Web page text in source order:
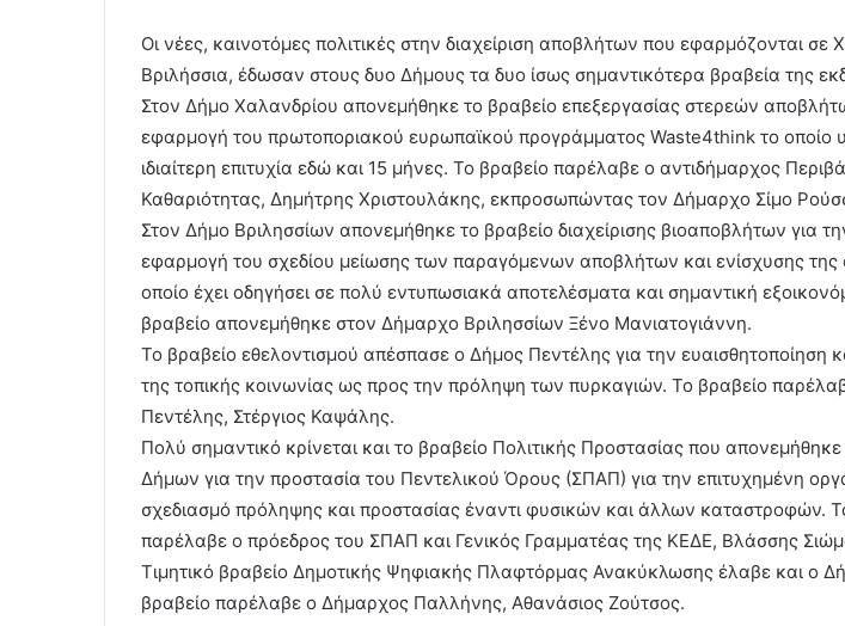
Οι νέες, καινοτόμες πολιτικές στην διαχείριση αποβλήτων που εφαρμόζονται σε
Βριλήσσια, έδωσαν στους δυο Δήμους τα δυο ίσως σημαντικότερα βραβεία της
Στον Δήμο Χαλανδρίου απονεμήθηκε το βραβείο επεξεργασίας στερεών
εφαρμογή του πρωτοποριακού ευρωπαϊκού προγράμματος Waste4think το οποίο
ιδιαίτερη επιτυχία εδώ και 15 μήνες. Το βραβείο παρέλαβε ο αντιδήμαρχος
Καθαριότητας, Δημήτρης Χριστουλάκης, εκπροσωπώντας τον Δήμαρχο Σίμο
Στον Δήμο Βριλησσίων απονεμήθηκε το βραβείο διαχείρισης βιοαποβλήτων για
εφαρμογή του σχεδίου μείωσης των παραγόμενων αποβλήτων και ενίσχυσης
οποίο έχει οδηγήσει σε πολύ εντυπωσιακά αποτελέσματα και σημαντική
βραβείο απονεμήθηκε στον Δήμαρχο Βριλησσίων Ξένο Μανιατογιάννη.
Το βραβείο εθελοντισμού απέσπασε ο Δήμος Πεντέλης για την ευαισθητοποίηση
της τοπικής κοινωνίας ως προς την πρόληψη των πυρκαγιών. Το βραβείο
Πεντέλης, Στέργιος Καψάλης.
Πολύ σημαντικό κρίνεται και το βραβείο Πολιτικής Προστασίας που
Δήμων για την προστασία του Πεντελικού Όρους (ΣΠΑΠ) για την επιτυχημένη
σχεδιασμό πρόληψης και προστασίας έναντι φυσικών και άλλων καταστροφών.
παρέλαβε ο πρόεδρος του ΣΠΑΠ και Γενικός Γραμματέας της ΚΕΔΕ, Βλάσσης
Τιμητικό βραβείο Δημοτικής Ψηφιακής Πλαφτόρμας Ανακύκλωσης έλαβε και ο
βραβείο παρέλαβε ο Δήμαρχος Παλλήνης, Αθανάσιος Ζούτσος.